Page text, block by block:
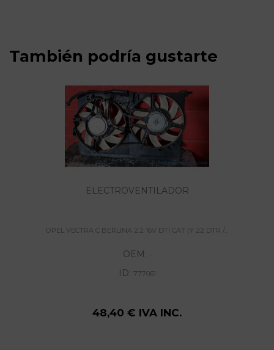
También podría gustarte
ELECTROVENTILADOR
OPEL VECTRA C BERLINA 2.2 16V DTI CAT (Y 22 DTR /...
OEM: -
ID: 777061
48,40 € IVA INC.